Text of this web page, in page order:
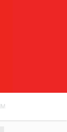
MULTIMEDIA